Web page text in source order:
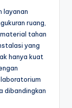
layanan
ruang,
tahan
yang
hanya kuat
dibandingkan